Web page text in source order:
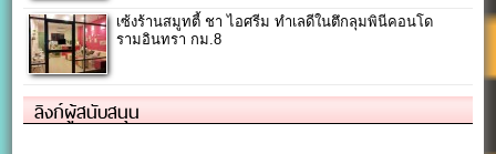
เซ้งร้านสมูทตี้ ชา ไอศรีม ทำเลดีในตึกลุมพินีคอนโด
รามอินทรา กม.8
ลิงก์ผู้สนับสนุน